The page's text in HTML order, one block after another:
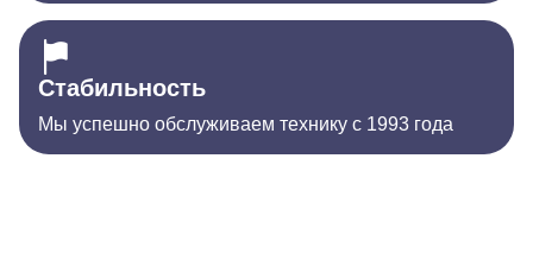
Стабильность
Мы успешно обслуживаем технику с 1993 года